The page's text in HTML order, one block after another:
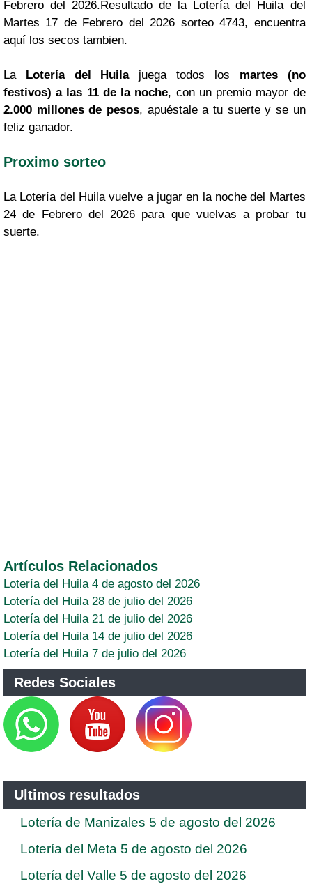
Febrero del 2026.Resultado de la Lotería del Huila del
Martes 17 de Febrero del 2026 sorteo 4743, encuentra
aquí los secos tambien.
La Lotería del Huilajuega todos los martes (no
festivos) a las 11 de la noche, con un premio mayor de
2.000 millones de pesos, apuéstale a tu suerte y se un
feliz ganador.
Proximo sorteo
La Lotería del Huila vuelve a jugar en la noche del Martes
24 de Febrero del 2026 para que vuelvas a probar tu
suerte.
Artículos Relacionados
Lotería del Huila 4 de agosto del 2026
Lotería del Huila 28 de julio del 2026
Lotería del Huila 21 de julio del 2026
Lotería del Huila 14 de julio del 2026
Lotería del Huila 7 de julio del 2026
Redes Sociales
Ultimos resultados
Lotería de Manizales 5 de agosto del 2026
Lotería del Meta 5 de agosto del 2026
Lotería del Valle 5 de agosto del 2026